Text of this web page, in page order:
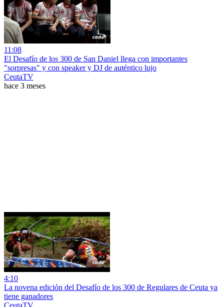
11:08
El Desafío de los 300 de San Daniel llega con importantes
"sorpresas" y con speaker y DJ de auténtico lujo
CeutaTV
hace 3 meses
4:10
La novena edición del Desafío de los 300 de Regulares de Ceuta ya
tiene ganadores